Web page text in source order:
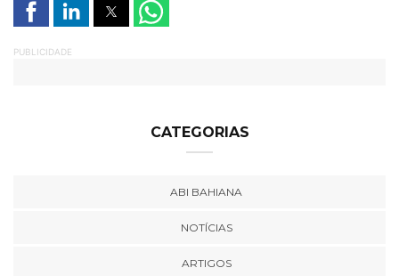
PUBLICIDADE
CATEGORIAS
ABI BAHIANA
NOTÍCIAS
ARTIGOS